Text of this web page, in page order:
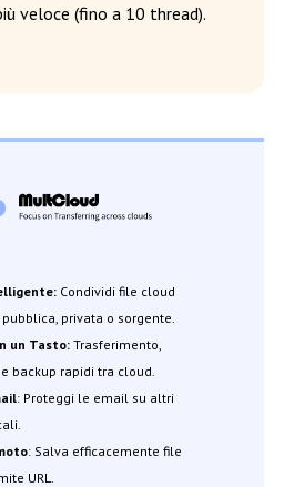
veloce (fino a 10 thread).
Condividi file cloud
privata o sorgente.
un Tasto:Trasferimento,
backup rapidi tra cloud.
: Proteggi le email su altri
: Salva efficacemente file
URL.